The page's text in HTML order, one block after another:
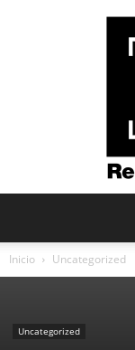
Inicio Uncategorized
Uncategorized